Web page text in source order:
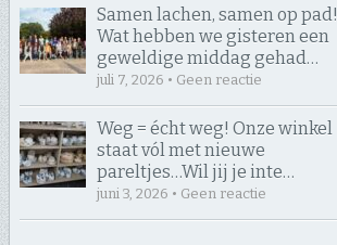
Samen lachen, samen op pad! ​
Wat hebben we gisteren een
geweldige middag gehad…
juli 7, 2026 • Geen reactie
Weg = écht weg! Onze winkel
staat vól met nieuwe
pareltjes… ​Wil jij je inte…
juni 3, 2026 • Geen reactie